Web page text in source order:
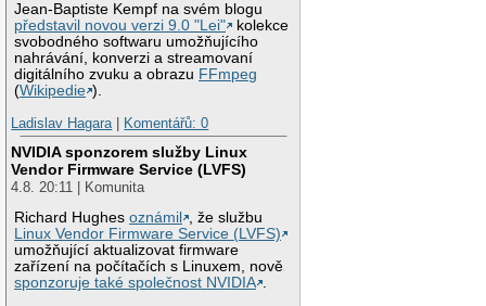
Jean-Baptiste Kempf na svém blogu
představil novou verzi 9.0 "Lei"
kolekce
svobodného softwaru umožňujícího
nahrávání, konverzi a streamovaní
digitálního zvuku a obrazu FFmpeg
(Wikipedie ).
Ladislav Hagara| Komentářů: 0
NVIDIA sponzorem služby Linux
Vendor Firmware Service (LVFS)
4.8. 20:11 | Komunita
Richard Hughesoznámil
, že službu
Linux Vendor Firmware Service (LVFS)
umožňující aktualizovat firmware
zařízení na počítačích s Linuxem, nově
sponzoruje také společnost NVIDIA .